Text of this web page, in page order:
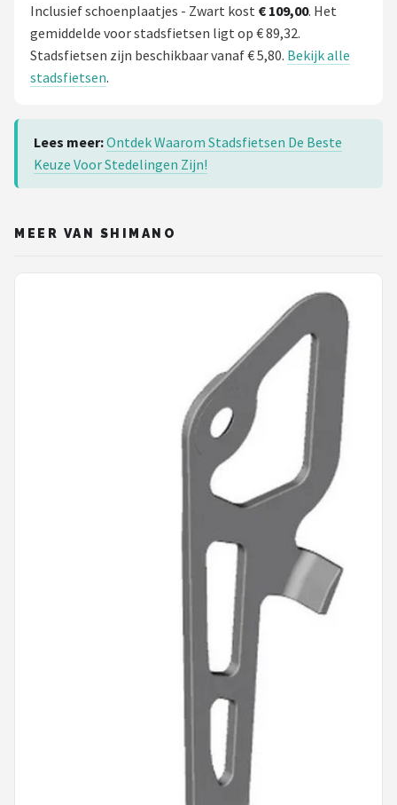
Inclusief schoenplaatjes - Zwart kost € 109,00. Het
gemiddelde voor stadsfietsen ligt op € 89,32.
Stadsfietsen zijn beschikbaar vanaf € 5,80. Bekijk alle
stadsfietsen.
Lees meer:Ontdek Waarom Stadsfietsen De Beste
Keuze Voor Stedelingen Zijn!
MEER VAN SHIMANO